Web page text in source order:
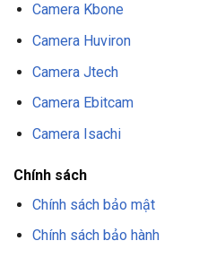
Camera Kbone
Camera Huviron
Camera Jtech
Camera Ebitcam
Camera Isachi
Chính sách
Chính sách bảo mật
Chính sách bảo hành